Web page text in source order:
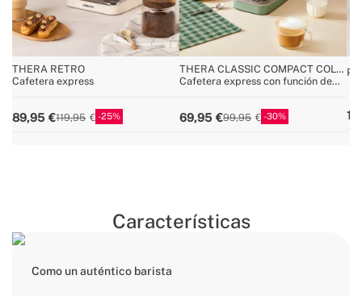
THERA RETRO
Cafetera express
89,95 119,95 25
THERA CLASSIC COMPACT COLD
BREW
Cafetera express con función de
69,95 99,95 30
Características
Como un auténtico barista